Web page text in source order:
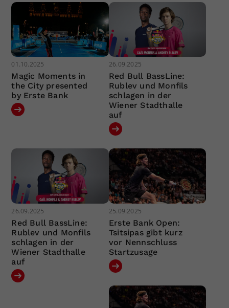
01.10.2025
Magic Moments in
the City presented
by Erste Bank
26.09.2025
Red Bull BassLine:
Rublev und Monfils
schlagen in der
Wiener Stadthalle
auf
26.09.2025
Red Bull BassLine:
Rublev und Monfils
schlagen in der
Wiener Stadthalle
auf
25.09.2025
Erste Bank Open:
Tsitsipas gibt kurz
vor Nennschluss
Startzusage